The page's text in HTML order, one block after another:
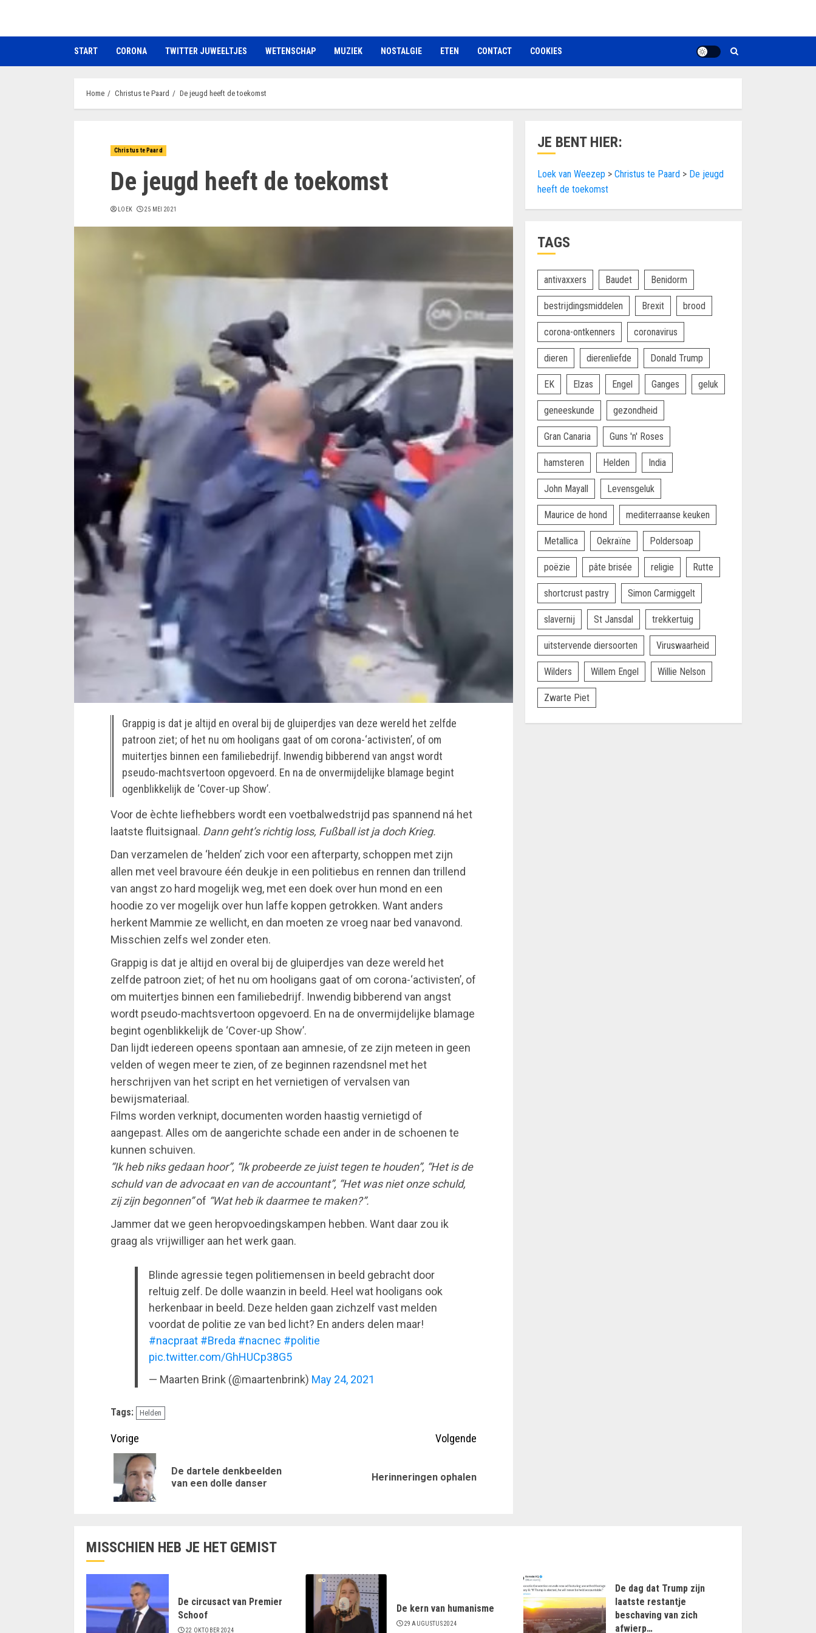
de
START CORONA TWITTER JUWEELTJES WETENSCHAP MUZIEK NOSTALGIE ETEN CONTACT COOKIES
Home Christus te Paard De jeugd heeft de toekomst
Christus te Paard
De jeugd heeft de toekomst
LOEK 25 MEI 2021
Grappig is dat je altijd en overal bij de gluiperdjes van deze wereld het zelfde
patroon ziet; of het nu om hooligans gaat of om corona-‘activisten’, of om
muitertjes binnen een familiebedrijf. Inwendig bibberend van angst wordt
pseudo-machtsvertoon opgevoerd. En na de onvermijdelijke blamage begint
ogenblikkelijk de ‘Cover-up Show’.
Voor de èchte liefhebbers wordt een voetbalwedstrijd pas spannend ná het
laatste fluitsignaal. Dann geht’s richtig loss, Fußball ist ja doch Krieg.
Dan verzamelen de ‘helden’ zich voor een afterparty, schoppen met zijn
allen met veel bravoure één deukje in een politiebus en rennen dan trillend
van angst zo hard mogelijk weg, met een doek over hun mond en een
hoodie zo ver mogelijk over hun laffe koppen getrokken. Want anders
herkent Mammie ze wellicht, en dan moeten ze vroeg naar bed vanavond.
Misschien zelfs wel zonder eten.
Grappig is dat je altijd en overal bij de gluiperdjes van deze wereld het
zelfde patroon ziet; of het nu om hooligans gaat of om corona-‘activisten’, of
om muitertjes binnen een familiebedrijf. Inwendig bibberend van angst
wordt pseudo-machtsvertoon opgevoerd. En na de onvermijdelijke blamage
begint ogenblikkelijk de ‘Cover-up Show’.
Dan lijdt iedereen opeens spontaan aan amnesie, of ze zijn meteen in geen
velden of wegen meer te zien, of ze beginnen razendsnel met het
herschrijven van het script en het vernietigen of vervalsen van
bewijsmateriaal.
Films worden verknipt, documenten worden haastig vernietigd of
aangepast. Alles om de aangerichte schade een ander in de schoenen te
kunnen schuiven.
“Ik heb niks gedaan hoor”, “Ik probeerde ze juist tegen te houden”, “Het is de
schuld van de advocaat en van de accountant”, “Het was niet onze schuld,
zij zijn begonnen”of “Wat heb ik daarmee te maken?”.
Jammer dat we geen heropvoedingskampen hebben. Want daar zou ik
graag als vrijwilliger aan het werk gaan.
Blinde agressie tegen politiemensen in beeld gebracht door
reltuig zelf. De dolle waanzin in beeld. Heel wat hooligans ook
herkenbaar in beeld. Deze helden gaan zichzelf vast melden
voordat de politie ze van bed licht? En anders delen maar!
#nacpraat #Breda #nacnec #politie
pic.twitter.com/GhHUCp38G5
— Maarten Brink (@maartenbrink) May 24, 2021
Tags: Helden
Doorgaan
met
lezen
Vorige
De dartele denkbeelden
van een dolle danser
Volgende
Herinneringen ophalen
JE BENT HIER:
Loek van Weezep >Christus te Paard > De jeugd
heeft de toekomst
TAGS
antivaxxers Baudet Benidorm
bestrijdingsmiddelen Brexit brood
corona-ontkenners coronavirus
dieren dierenliefde Donald Trump
EK Elzas Engel Ganges geluk
geneeskunde gezondheid
Gran Canaria Guns 'n' Roses
hamsteren Helden India
John Mayall Levensgeluk
Maurice de hond mediterraanse keuken
Metallica Oekraïne Poldersoap
poëzie pâte brisée religie Rutte
shortcrust pastry Simon Carmiggelt
slavernij St Jansdal trekkertuig
uitstervende diersoorten Viruswaarheid
Wilders Willem Engel Willie Nelson
Zwarte Piet
MISSCHIEN HEB JE HET GEMIST
De circusact van Premier
Schoof
22 OKTOBER 2024
De kern van humanisme
29 AUGUSTUS 2024
De dag dat Trump zijn
laatste restantje
beschaving van zich
afwierp…